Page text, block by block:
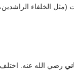
(مثل الخلفاء
رضي الله عنه.